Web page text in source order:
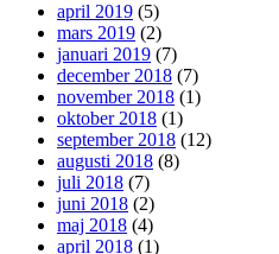
april 2019 (5)
mars 2019 (2)
januari 2019 (7)
december 2018 (7)
november 2018 (1)
oktober 2018 (1)
september 2018 (12)
augusti 2018 (8)
juli 2018 (7)
juni 2018 (2)
maj 2018 (4)
april 2018 (1)